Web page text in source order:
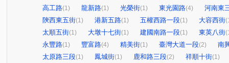
高工路(1) 龍新路(1) 光榮街(1) 東光園路(4)
河南東
陝西東五街(1) 港新五路(1) 五權西路一段(1) 大容西街
太順五街(1) 大墩十七街(1) 建國南路一段(1) 東英八街
永豐路(1) 豐富路(4) 精美街(1) 臺灣大道一段(2)
南
太原路三段(1) 鳳城街(1) 鹿和路三段(2) 祥順十街(1)